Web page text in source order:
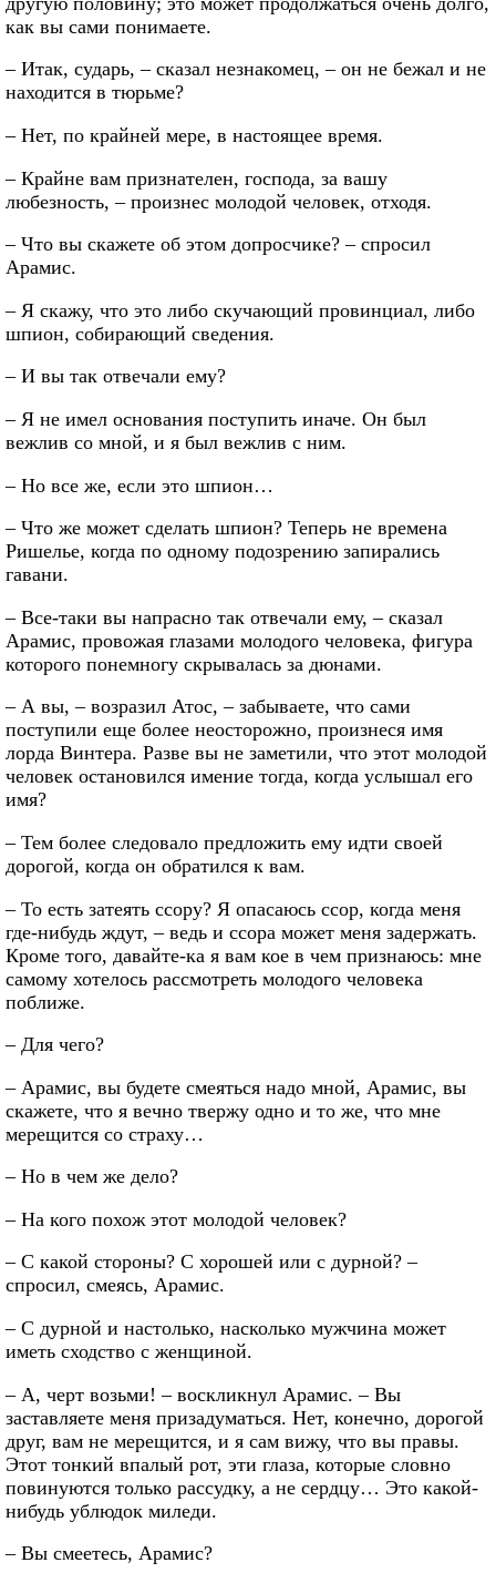
как вы сами понимаете.
– Итак, сударь, – сказал незнакомец, – он не бежал и не
находится в тюрьме?
– Нет, по крайней мере, в настоящее время.
– Крайне вам признателен, господа, за вашу
любезность, – произнес молодой человек, отходя.
– Что вы скажете об этом допросчике? – спросил
Арамис.
– Я скажу, что это либо скучающий провинциал, либо
шпион, собирающий сведения.
– И вы так отвечали ему?
– Я не имел основания поступить иначе. Он был
вежлив со мной, и я был вежлив с ним.
– Но все же, если это шпион…
– Что же может сделать шпион? Теперь не времена
Ришелье, когда по одному подозрению запирались
гавани.
– Все-таки вы напрасно так отвечали ему, – сказал
Арамис, провожая глазами молодого человека, фигура
которого понемногу скрывалась за дюнами.
– А вы, – возразил Атос, – забываете, что сами
поступили еще более неосторожно, произнеся имя
лорда Винтера. Разве вы не заметили, что этот молодой
человек остановился имение тогда, когда услышал его
имя?
– Тем более следовало предложить ему идти своей
дорогой, когда он обратился к вам.
– То есть затеять ссору? Я опасаюсь ссор, когда меня
где-нибудь ждут, – ведь и ссора может меня задержать.
Кроме того, давайте-ка я вам кое в чем признаюсь: мне
самому хотелось рассмотреть молодого человека
поближе.
– Для чего?
– Арамис, вы будете смеяться надо мной, Арамис, вы
скажете, что я вечно твержу одно и то же, что мне
мерещится со страху…
– Но в чем же дело?
– На кого похож этот молодой человек?
– С какой стороны? С хорошей или с дурной? –
спросил, смеясь, Арамис.
– С дурной и настолько, насколько мужчина может
иметь сходство с женщиной.
– А, черт возьми! – воскликнул Арамис. – Вы
заставляете меня призадуматься. Нет, конечно, дорогой
друг, вам не мерещится, и я сам вижу, что вы правы.
Этот тонкий впалый рот, эти глаза, которые словно
повинуются только рассудку, а не сердцу… Это какой-
нибудь ублюдок миледи.
– Вы смеетесь, Арамис?